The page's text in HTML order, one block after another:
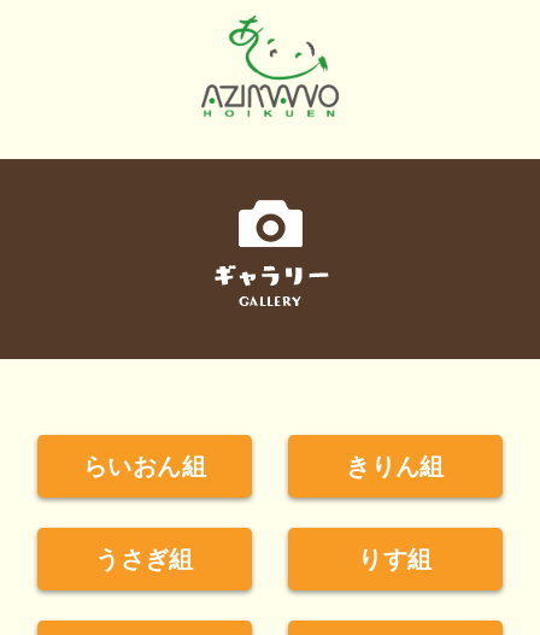
らいおん組 きりん組
うさぎ組 りす組